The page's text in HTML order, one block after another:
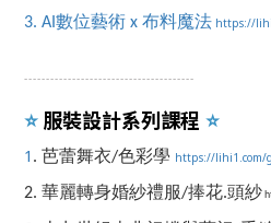
3. AI數位藝術 x 布料魔法 https://
---------------------------------------
⭐️ 服裝設計系列課程 ⭐️
1 . 芭蕾舞衣/色彩學 https://lihi1.com/
2. 華麗轉身婚紗禮服/捧花.頭紗